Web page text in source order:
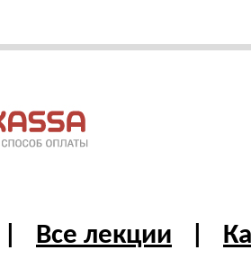
Все лекции